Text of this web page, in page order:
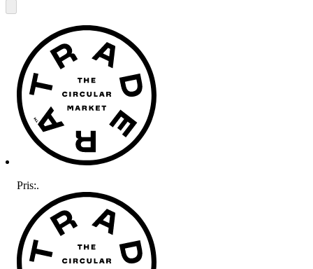
Pris:.